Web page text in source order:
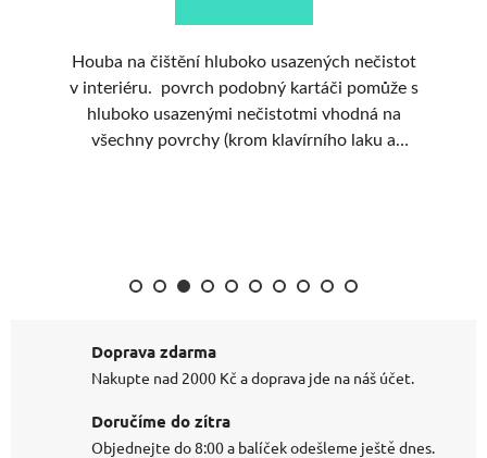
Houba na čištění hluboko usazených nečistot
v interiéru. povrch podobný kartáči pomůže s
hluboko usazenými nečistotmi vhodná na
všechny povrchy (krom klavírního laku a
Doprava zdarma
Nakupte nad 2000 Kč a doprava jde na náš účet.
Doručíme do zítra
Objednejte do 8:00 a balíček odešleme ještě dnes.